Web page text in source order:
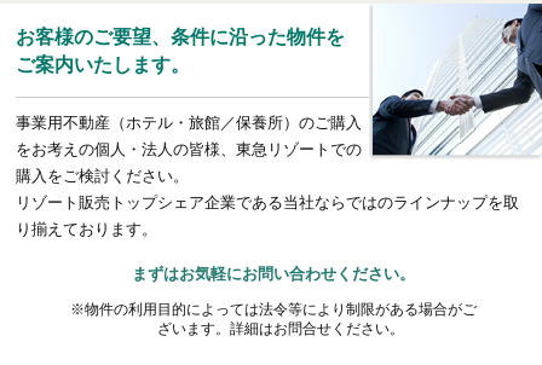
お客様のご要望、条件に沿った物件を
ご案内いたします。
事業用不動産（ホテル・旅館／保養所）のご購入
をお考えの個人・法人の皆様、東急リゾートでの
購入をご検討ください。
リゾート販売トップシェア企業である当社ならではのラインナップを取
り揃えております。
まずはお気軽にお問い合わせください。
※物件の利用目的によっては法令等により制限がある場合がご
ざいます。詳細はお問合せください。
ホテルコンドミニアム
所有するリゾートから
事業用不動産サービス
（ホテル・旅館／保養所等）
海外事業（ハワイ）
海外事業（フィリピン）